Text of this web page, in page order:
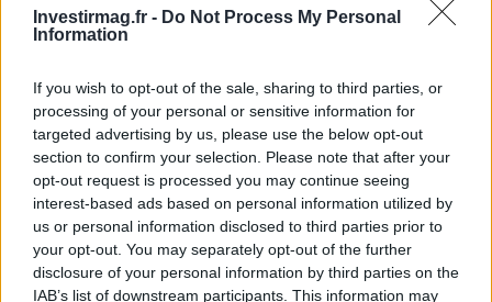
Investirmag.fr - Do Not Process My Personal
Information
If you wish to opt-out of the sale, sharing to third parties, or
processing of your personal or sensitive information for
targeted advertising by us, please use the below opt-out
section to confirm your selection. Please note that after your
opt-out request is processed you may continue seeing
interest-based ads based on personal information utilized by
us or personal information disclosed to third parties prior to
your opt-out. You may separately opt-out of the further
disclosure of your personal information by third parties on the
IAB’s list of downstream participants. This information may
En 1976, Breslin et son collaborateur Joel Axler ont ouvert
le premier Yuk Yuk’s, au sous-sol du Church Street
spectacles en sueur plus tard, Breslin et Axler ont
déménagé le vaisseau amiral du Yuk Yuk au 1280 Bay
Street dans le quartier branché de Yorkville. Au cours des
prochaines décennies, Yuk Yuk’s étendra sa présence à
l’échelle nationale et internationale. Présentement, il y a
14 clubs à travers le Canada.